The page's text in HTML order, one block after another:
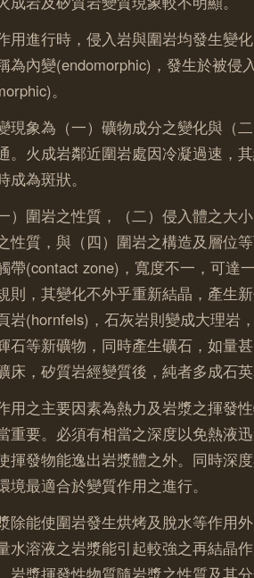
用進行時，侵入岩與圍岩均發生變
為內變(endomorphic)，發生於被侵
。
現象為（一）礦物成分之變化與（
。火成岩鄰近圍岩處因冷凝過速，
成為斑狀。
）圍岩之性質，（二）侵入體之大
性質，與（四）圍岩之構造及層位
帶(contact zone)，寬度不一，可達
則，其變化不外乎重新結晶，產生
岩(hornfels)，石灰岩則變成大理岩
石等新礦物，同時產生礦石，如量
床，矽質岩經變質後，純者多成石
用之主要因素為熱力及岩漿之揮發
重要。必須有相當之深度以免熱液
揮發物能逸出岩漿體之外。同時深
境最適合於變質作用之進行。
除能使圍岩發生烘烤及脫水等作用
水溶液之岩漿能引起較強之再結晶
岩漿揮發性物質隨岩漿之性質及其